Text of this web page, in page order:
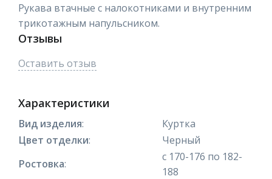
Рукава втачные с налокотниками и внутренним
трикотажным напульсником.
Отзывы
Оставить отзыв
Характеристики
Вид изделия:
Куртка
Цвет отделки:
Черный
Ростовка:
с 170-176 по 182-
188